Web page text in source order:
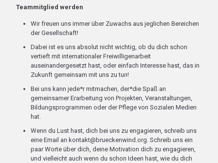
Teammitglied werden
Wir freuen uns immer über Zuwachs aus jeglichen Bereichen
der Gesellschaft!
Dabei ist es uns absolut nicht wichtig, ob du dich schon
vertieft mit internationaler Freiwilligenarbeit
auseinandergesetzt hast, oder einfach Interesse hast, das in
Zukunft gemeinsam mit uns zu tun!
Bei uns kann jede*r mitmachen, der*die Spaß an
gemeinsamer Erarbeitung von Projekten, Veranstaltungen,
Bildungsprogrammen oder der Pflege von Sozialen Medien
hat.
Wenn du Lust hast, dich bei uns zu engagieren, schreib uns
eine Email an kontakt@brueckenwind.org. Schreib uns ein
paar Worte über dich, deine Motivation dich zu engagieren,
und vielleicht auch wenn du schon Ideen hast, wie du dich